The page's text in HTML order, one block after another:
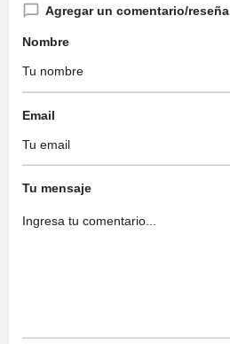
Agregar un comentario/reseña
Nombre
Email
Tu mensaje